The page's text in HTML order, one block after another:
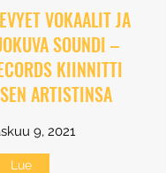
VOKAALIT JA
SOUNDI –
KIINNITTI
ARTISTINSA
9, 2021
Lue